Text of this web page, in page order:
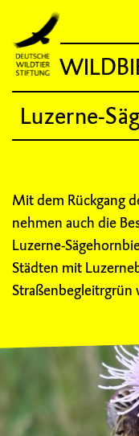
Luzerne-
Mit dem Rückgang
nehmen auch die
Luzerne-
Städten mit
Straßenbegleitrgrün